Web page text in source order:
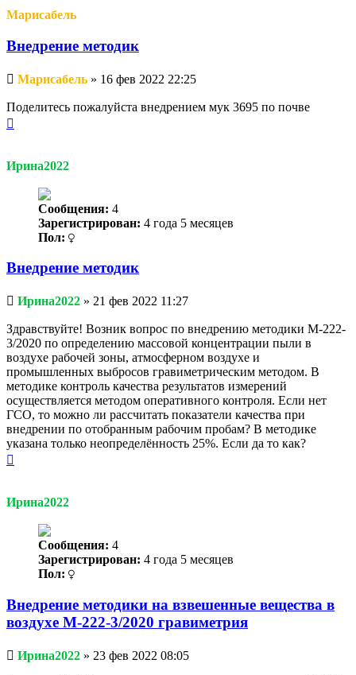
Марисабель
Внедрение методик
Непрочитанное
сообщение
Марисабель » 16 фев 2022 22:25
Поделитесь пожалуйста внедрением мук 3695 по почве
Ирина2022
Сообщения: 4
Зарегистрирован: 4 года 5 месяцев
Пол:
Внедрение методик
Непрочитанное
сообщение
Ирина2022 » 21 фев 2022 11:27
Здравствуйте! Возник вопрос по внедрению методики М-222-
3/2020 по определению массовой концентрации пыли в
воздухе рабочей зоны, атмосферном воздухе и
промышленных выбросов гравиметрическим методом. В
методике контроль качества результатов измерений
осуществляется методом оперативного контроля. Если нет
ГСО, то можно ли рассчитать показатели качества при
внедрении по отобранным рабочим пробам? В методике
указана только неопределённость 25%. Если да то как?
Ирина2022
Сообщения: 4
Зарегистрирован: 4 года 5 месяцев
Пол:
Внедрение методики на взвешенные вещества в
воздухе М-222-3/2020 гравиметрия
Непрочитанное
сообщение
Ирина2022 » 23 фев 2022 08:05